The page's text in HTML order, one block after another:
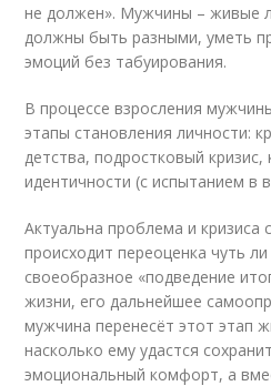
не должен». Мужчины – живые
должны быть разными, уметь
эмоций без табуирования.
В процессе взросления
этапы становления личности:
детства, подростковый кризис,
идентичности (с испытанием в
Актуальна проблема и кризиса
происходит переоценка чуть
своеобразное «подведение
жизни, его дальнейшее
мужчина перенесёт этот этап
насколько ему удастся
эмоциональный комфорт, а